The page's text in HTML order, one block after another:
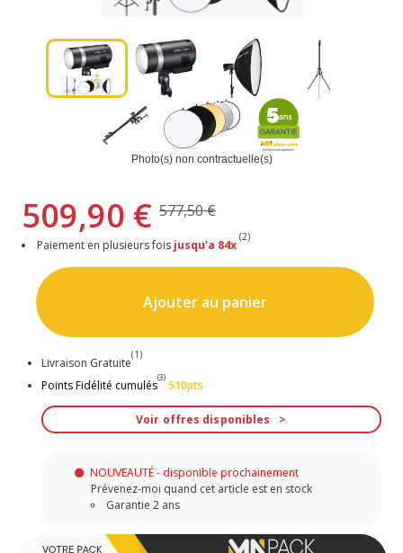
Photo(s) non contractuelle(s)
509,90 € 577,50 €
Paiement en plusieurs fois jusqu'a 84x
(2)
Ajouter au panier
Livraison Gratuite
(1)
Points Fidélité cumulés
(3)
510pts
Voir offres disponibles
NOUVEAUTÉ - disponible prochainement
Prévenez-moi quand cet article est en stock
Garantie 2 ans